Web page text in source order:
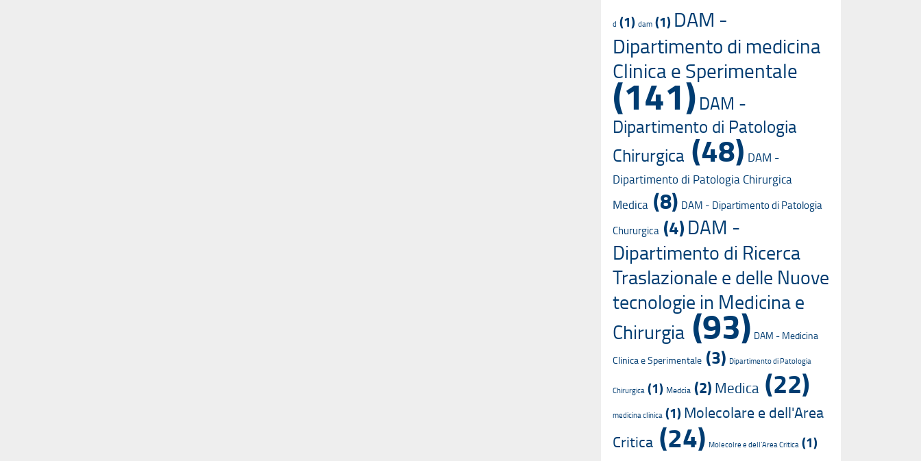
d (1) dam (1) DAM -
Dipartimento di medicina
Clinica e Sperimentale
(141) DAM -
Dipartimento di Patologia
Chirurgica (48) DAM -
Dipartimento di Patologia Chirurgica
Medica (8) DAM - Dipartimento di Patologia
Chururgica (4)DAM -
Dipartimento di Ricerca
Traslazionale e delle Nuove
tecnologie in Medicina e
Chirurgia(93) DAM - Medicina
Clinica e Sperimentale (3) Dipartimento di Patologia
Chirurgica (1) Medcia (2) Medica (22)
medicina clinica (1)Molecolare e dell'Area
Critica (24) Molecolre e dell'Area Critica (1)